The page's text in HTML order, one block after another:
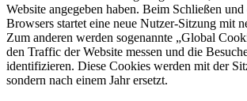
Website angegeben haben. Beim Schließen
Browsers startet eine neue Nutzer-Sitzung mit
Zum anderen werden sogenannte „Global
den Traffic der Website messen und die
identifizieren. Diese Cookies werden mit der
sondern nach einem Jahr ersetzt.